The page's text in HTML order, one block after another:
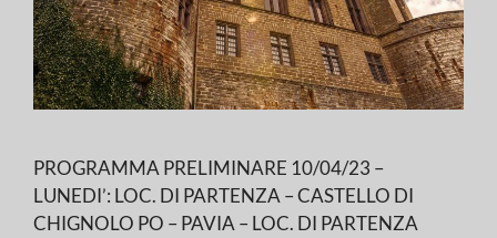
PROGRAMMA PRELIMINARE 10/04/23 –
LUNEDI’: LOC. DI PARTENZA – CASTELLO DI
CHIGNOLO PO – PAVIA – LOC. DI PARTENZA